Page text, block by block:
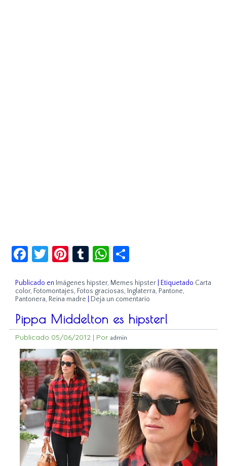
Facebook
Twitter
Pinterest
TumblrWhatsApp
Publicado en Imágenes hipster, Memes hipster Etiquetado Carta
color, Fotomontajes, Fotos graciosas, Inglaterra, Pantone,
Pantonera, Reina madre Deja un comentario
Pippa Middelton es hipster!
Publicado 05/06/2012 | Por admin